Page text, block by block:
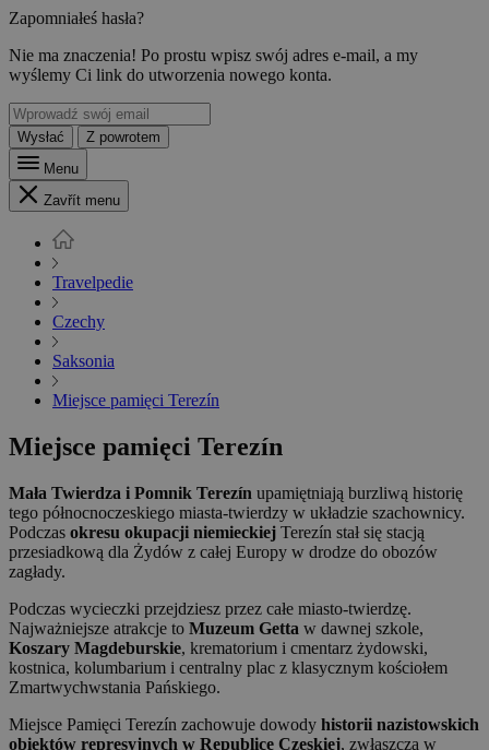
Zapomniałeś hasła?
Nie ma znaczenia! Po prostu wpisz swój adres e-mail, a my
wyślemy Ci link do utworzenia nowego konta.
Wysłać
Z powrotem
Menu
Zavřít menu
Travelpedie
Czechy
Saksonia
Miejsce pamięci Terezín
Miejsce pamięci Terezín
Mała Twierdza i Pomnik Terezín upamiętniają burzliwą historię
tego północnoczeskiego miasta-twierdzy w układzie szachownicy.
Podczas okresu okupacji niemieckiej Terezín stał się stacją
przesiadkową dla Żydów z całej Europy w drodze do obozów
zagłady.
Podczas wycieczki przejdziesz przez całe miasto-twierdzę.
Najważniejsze atrakcje to Muzeum Getta w dawnej szkole,
Koszary Magdeburskie, krematorium i cmentarz żydowski,
kostnica, kolumbarium i centralny plac z klasycznym kościołem
Zmartwychwstania Pańskiego.
Miejsce Pamięci Terezín zachowuje dowody historii nazistowskich
obiektów represyjnych w Republice Czeskiej, zwłaszcza w